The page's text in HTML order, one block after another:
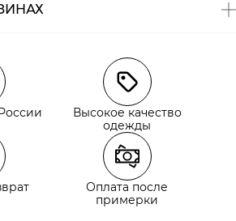
СДЭК
выдачи СДЭК
магазинов
СДЭК
выдачи СДЭК
Высокое качество
одежды
Оплата после
примерки